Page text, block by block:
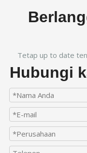
Tetap up to date
Hubungi